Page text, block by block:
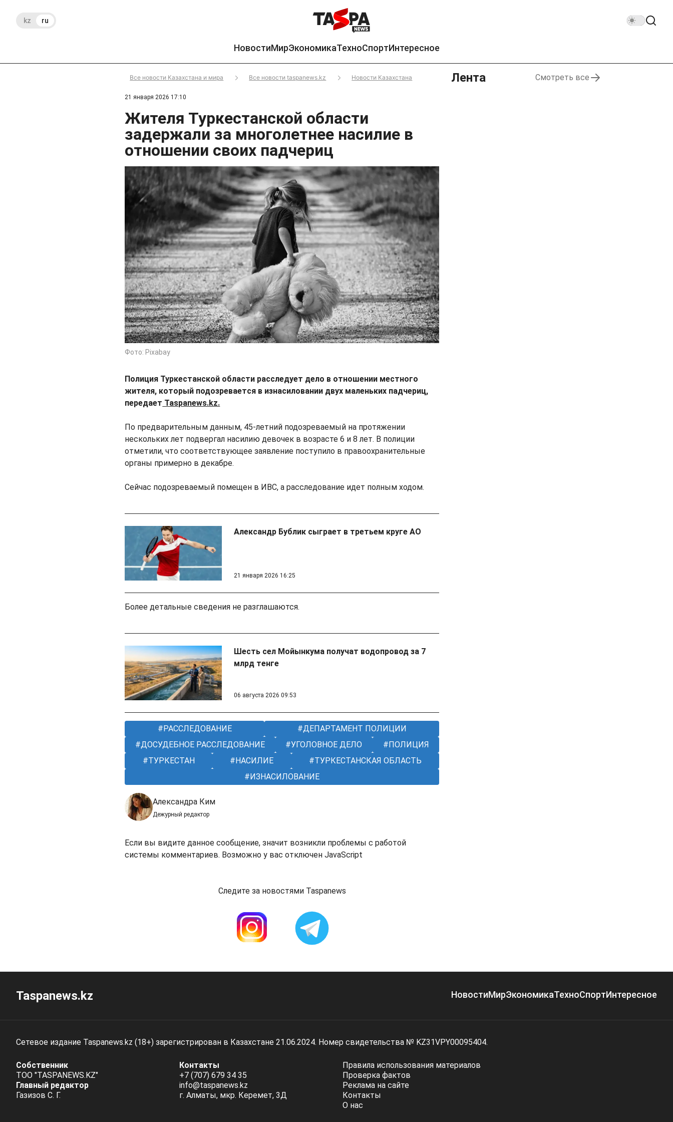
kz ru
НовостиМирЭкономикаТехноСпортИнтересное
Все новости Казахстана и мира Все новости taspanews.kz Новости Казахстана
21 января 2026 17:10
Жителя Туркестанской области
задержали за многолетнее насилие в
отношении своих падчериц
Фото: Pixabay
Полиция Туркестанской области расследует дело в отношении местного
жителя, который подозревается в изнасиловании двух маленьких падчериц,
передает Taspanews.kz.
По предварительным данным, 45-летний подозреваемый на протяжении
нескольких лет подвергал насилию девочек в возрасте 6 и 8 лет. В полиции
отметили, что соответствующее заявление поступило в правоохранительные
органы примерно в декабре.
Сейчас подозреваемый помещен в ИВС, а расследование идет полным ходом.
Александр Бублик сыграет в третьем круге AO
21 января 2026 16:25
Более детальные сведения не разглашаются.
Шесть сел Мойынкума получат водопровод за 7
млрд тенге
06 августа 2026 09:53
РАССЛЕДОВАНИЕ
ДЕПАРТАМЕНТ ПОЛИЦИИ
ДОСУДЕБНОЕ РАССЛЕДОВАНИЕ
УГОЛОВНОЕ ДЕЛО
ПОЛИЦИЯ
ТУРКЕСТАН
НАСИЛИЕ
ТУРКЕСТАНСКАЯ ОБЛАСТЬ
ИЗНАСИЛОВАНИЕ
Александра Ким
Дежурный редактор
Если вы видите данное сообщение, значит возникли проблемы с работой
системы комментариев. Возможно у вас отключен JavaScript
Следите за новостями Taspanews
Лента Смотреть все
Taspanews.kz НовостиМирЭкономикаТехноСпортИнтересное
Сетевое издание Taspanews.kz (18+) зарегистрирован в Казахстане 21.06.2024. Номер свидетельства № KZ31VPY00095404.
Собственник
ТОО "TASPANEWS.KZ"
Главный редактор
Газизов С. Г.
Контакты
+7 (707) 679 34 35
info@taspanews.kz
г. Алматы, мкр. Керемет, 3Д
Правила использования материалов
Проверка фактов
Реклама на сайте
Контакты
О нас